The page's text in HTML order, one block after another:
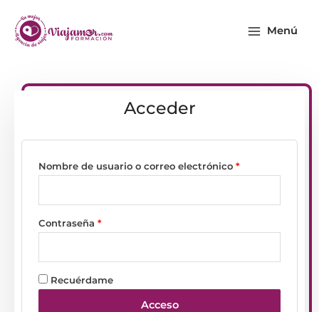
contenido
Menu
Menú
Acceder
Nombre de usuario o correo electrónico *
Contraseña *
Recuérdame
Acceso